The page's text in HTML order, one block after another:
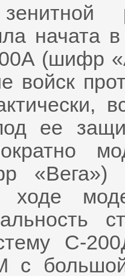
начата
(шифр
войск
ее
С-
с